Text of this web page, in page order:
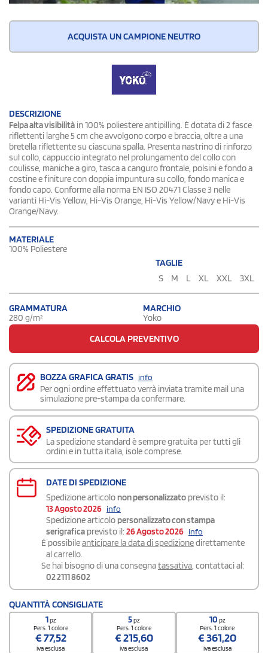
ACQUISTA UN CAMPIONE NEUTRO
DESCRIZIONE
Felpa alta visibilità in 100% poliestere antipilling. È dotata di 2 fasce
riflettenti larghe 5 cm che avvolgono corpo e braccia, oltre a una
bretella riflettente su ciascuna spalla. Presenta nastrino di rinforzo
sul collo, cappuccio integrato nel prolungamento del collo con
coulisse, maniche a giro, tasca a canguro frontale, polsini e fondo a
costine e finiture con doppia impuntura su collo, fondo manica e
fondo capo. Conforme alla norma EN ISO 20471 Classe 3 nelle
varianti Hi-Vis Yellow, Hi-Vis Orange, Hi-Vis Yellow/Navy e Hi-Vis
Orange/Navy.
MATERIALE
100% Poliestere
TAGLIE
S
M L XL XXL 3XL
GRAMMATURA
280 g/m²
MARCHIO
Yoko
CALCOLA PREVENTIVO
BOZZA GRAFICA GRATIS info
Per ogni ordine effettuato verrà inviata tramite mail una
simulazione pre-stampa da confermare.
SPEDIZIONE GRATUITA
La spedizione standard è sempre gratuita per tutti gli
ordini e in tutta italia, isole comprese.
DATE DI SPEDIZIONE
Spedizione articolo non personalizzato previsto il:
13 Agosto 2026 info
Spedizione articolo personalizzato con stampa
serigrafica previsto il: 26 Agosto 2026 info
É possibileanticipare la data di spedizionedirettamente
al carrello.
Se hai bisogno di una consegnatassativa, contattaci al:
02 2111 8602
QUANTITÀ CONSIGLIATE
1pz
Pers. 1 colore
€77,52
iva esclusa
5pz
Pers. 1 colore
€215,60
iva esclusa
10 pz
Pers. 1 colore
€361,20
iva esclusa